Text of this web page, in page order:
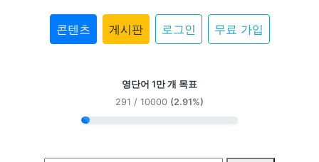
콘텐츠 게시판 로그인 무료 가입
영단어 1만 개 목표
291 / 10000 (2.91%)